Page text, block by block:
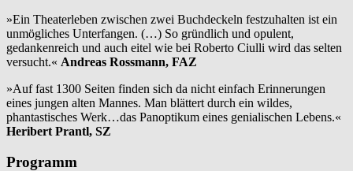
»Ein Theaterleben zwischen zwei Buchdeckeln festzuhalten ist ein
unmögliches Unterfangen. (…) So gründlich und opulent,
gedankenreich und auch eitel wie bei Roberto Ciulli wird das selten
versucht.« Andreas Rossmann, FAZ
»Auf fast 1300 Seiten finden sich da nicht einfach Erinnerungen
eines jungen alten Mannes. Man blättert durch ein wildes,
phantastisches Werk…das Panoptikum eines genialischen Lebens.«
Heribert Prantl, SZ
Programm